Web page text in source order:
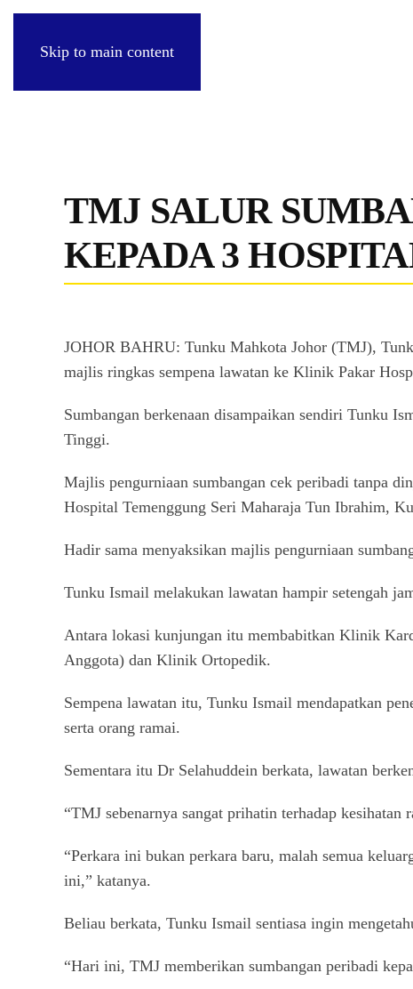
Skip to main content
TMJ SALUR
KEPADA 3
JOHOR BAHRU: Tunku Mahkota Johor (TMJ),
majlis ringkas sempena lawatan ke Klinik Pakar
Sumbangan berkenaan disampaikan sendiri Tunku
Tinggi.
Majlis pengurniaan sumbangan cek peribadi tanpa
Hospital Temenggung Seri Maharaja Tun Ibrahim,
Hadir sama menyaksikan majlis pengurniaan
Tunku Ismail melakukan lawatan hampir setengah
Antara lokasi kunjungan itu membabitkan Klinik
Anggota) dan Klinik Ortopedik.
Sempena lawatan itu, Tunku Ismail mendapatkan
serta orang ramai.
Sementara itu Dr Selahuddein berkata, lawatan
“TMJ sebenarnya sangat prihatin terhadap
“Perkara ini bukan perkara baru, malah semua
ini,” katanya.
Beliau berkata, Tunku Ismail sentiasa ingin
“Hari ini, TMJ memberikan sumbangan peribadi